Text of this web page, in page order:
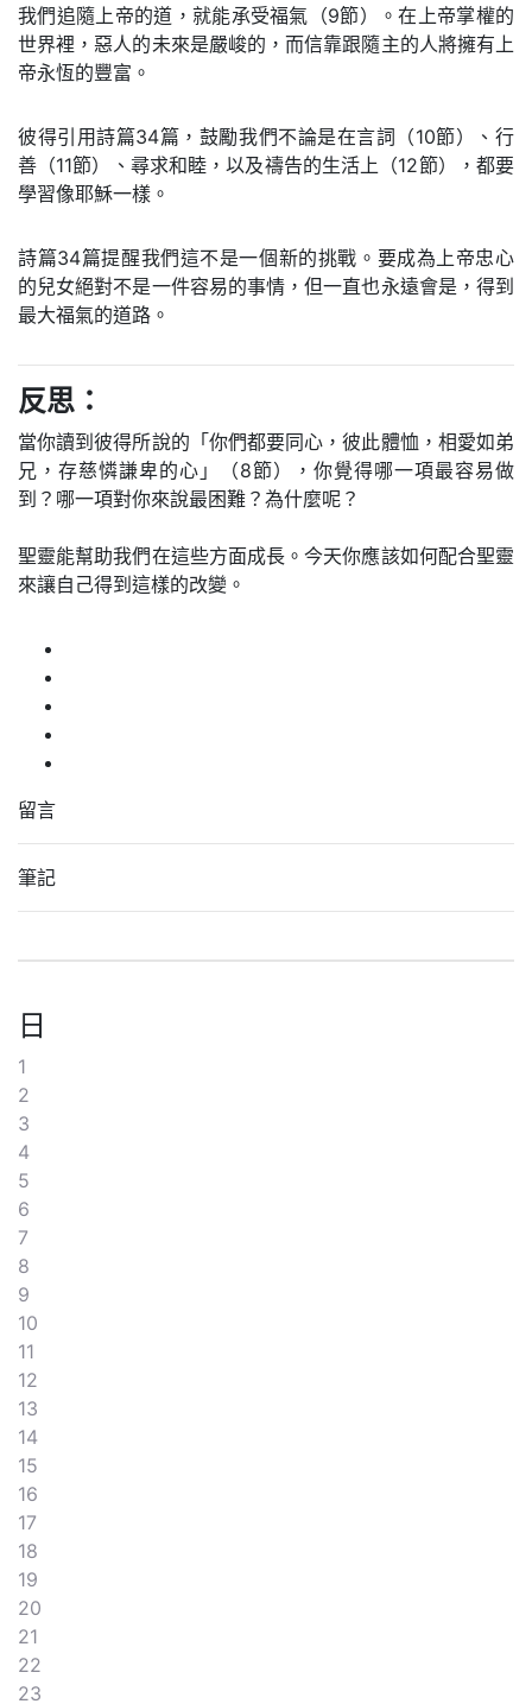
我們追隨上帝的道，就能承受福氣（9節）。在上帝掌權的
世界裡，惡人的未來是嚴峻的，而信靠跟隨主的人將擁有上
帝永恆的豐富。
彼得引用詩篇34篇，鼓勵我們不論是在言詞（10節）、行
善（11節）、尋求和睦，以及禱告的生活上（12節），都要
學習像耶穌一樣。
詩篇34篇提醒我們這不是一個新的挑戰。要成為上帝忠心
的兒女絕對不是一件容易的事情，但一直也永遠會是，得到
最大福氣的道路。
反思：
當你讀到彼得所說的「你們都要同心，彼此體恤，相愛如弟
兄，存慈憐謙卑的心」（8節），你覺得哪一項最容易做
到？哪一項對你來說最困難？為什麼呢？
聖靈能幫助我們在這些方面成長。今天你應該如何配合聖靈
來讓自己得到這樣的改變。
留言
筆記
日
1
2
3
4
5
6
7
8
9
10
11
12
13
14
15
16
17
18
19
20
21
22
23